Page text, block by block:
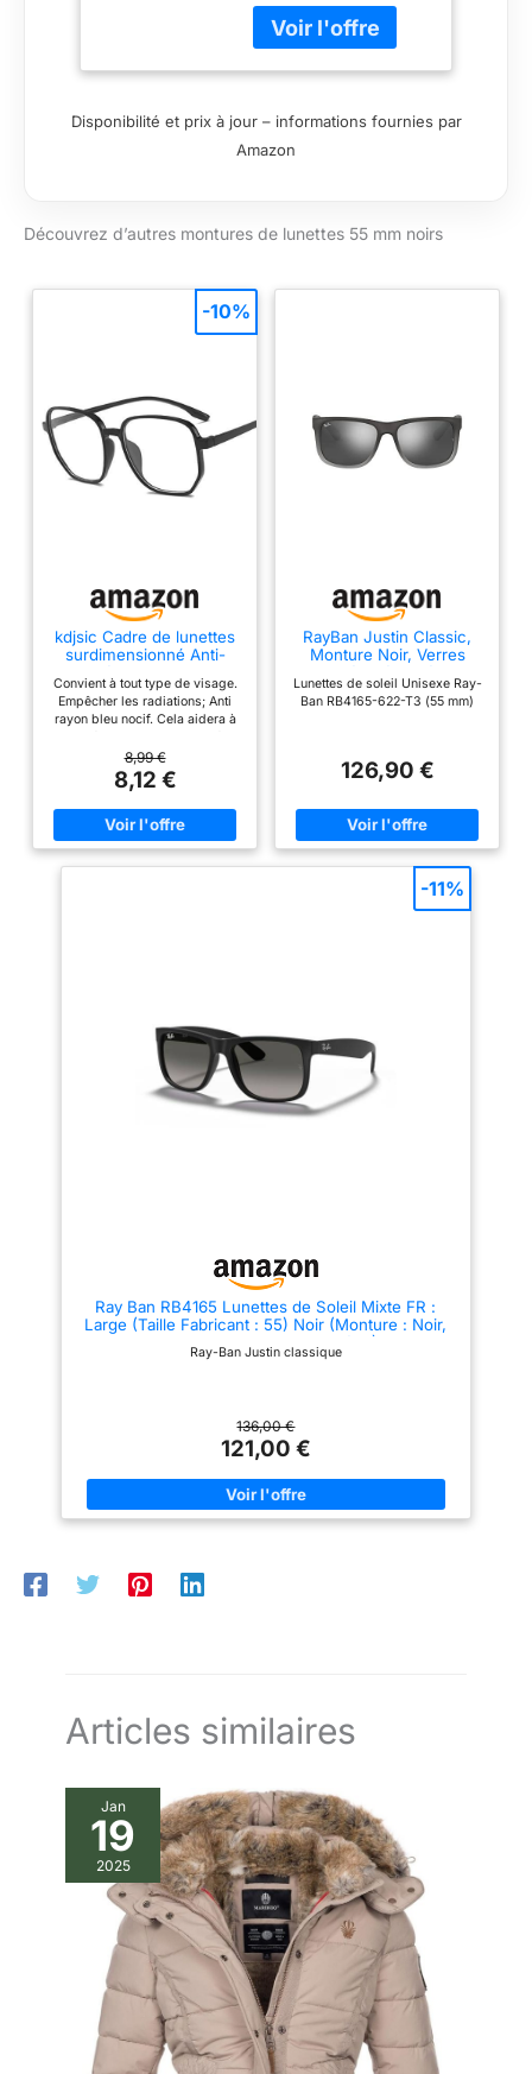
Disponibilité et prix à jour – informations fournies par
Amazon
Découvrez d’autres montures de lunettes 55 mm noirs
kdjsic Cadre de lunettes
surdimensionné Anti-
femmes et hommes
lunettes de lunettes
optiques carrées
unisexe
Convient à tout type de visage.
Empêcher les radiations; Anti
rayon bleu nocif. Cela aidera à
oculaire. En raison de la
différence entre les différents
moniteurs, l'image peut ne pas
refléter la couleur réelle de
l'article. Merci! tout neuf haute
qualité
8,99 €
8,12 €
-10%
RayBan Justin Classic,
Monture Noir, Verres
Lunettes de soleil Unisexe Ray-
Ban RB4165-622-T3 (55 mm)
126,90 €
Ray Ban RB4165 Lunettes de Soleil Mixte FR :
Large (Taille Fabricant : 55) Noir (Monture : Noir,
Verres : Gris Gradient 601/8G)
Ray-Ban Justin classique
136,00 €
121,00 €
-11%
Articles similaires
Jan
19
2025